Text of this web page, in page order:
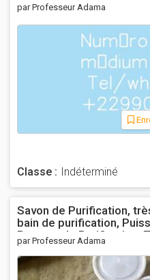
par Professeur Adama
Classe :
Indéterminé
Savon de Purification,
bain de purification,
Recette de Purification,
Purification, Savon de
Tel/whatssap :
par Professeur Adama